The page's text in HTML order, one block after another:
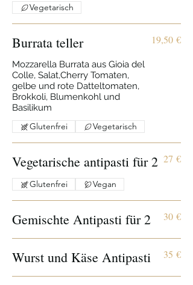
Vegetarisch
Burrata teller
Mozzarella Burrata aus Gioia del
Colle, Salat,Cherry Tomaten,
gelbe und rote Datteltomaten,
Brokkoli, Blumenkohl und
Basilikum
19,50 €
Glutenfrei Vegetarisch
Vegetarische antipasti für 2 27 €
Glutenfrei Vegan
Gemischte Antipasti für 2 30 €
Wurst und Käse Antipasti 35 €